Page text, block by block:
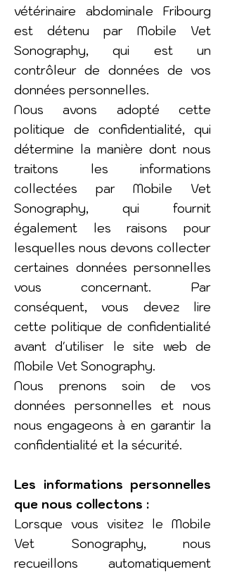
vétérinaire abdominale Fribourg
est détenu par Mobile Vet
Sonography, qui est un
contrôleur de données de vos
données personnelles.
Nous avons adopté cette
politique de confidentialité, qui
détermine la manière dont nous
traitons les informations
collectées par Mobile Vet
Sonography, qui fournit
également les raisons pour
lesquelles nous devons collecter
certaines données personnelles
vous concernant. Par
conséquent, vous devez lire
cette politique de confidentialité
avant d'utiliser le site web de
Mobile Vet Sonography.
Nous prenons soin de vos
données personnelles et nous
nous engageons à en garantir la
confidentialité et la sécurité.
Les informations personnelles
que nous collectons :
Lorsque vous visitez le Mobile
Vet Sonography, nous
recueillons automatiquement